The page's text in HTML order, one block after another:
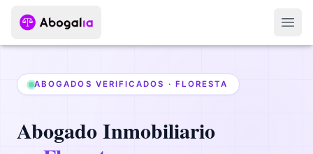
ABOGADOS VERIFICADOS · FLORESTA
AbogadoInmobiliario